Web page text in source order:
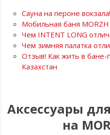
Сауна на пероне
Мобильная баня
Чем INTENT LONG
Чем зимняя палатка
Отзыв! Как жить в бане-
Казахстан
Аксессуары
на